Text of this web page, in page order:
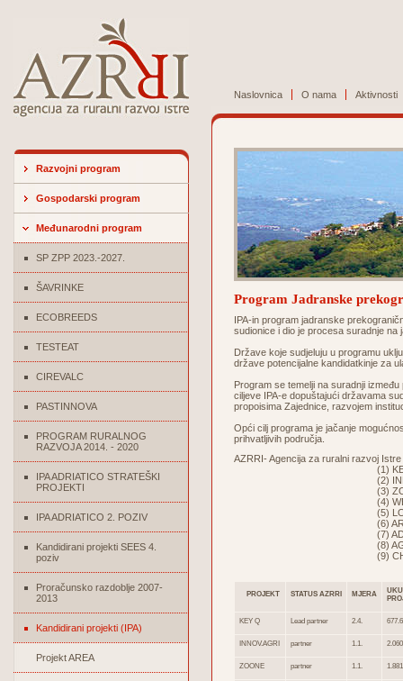
Naslovnica O nama Aktivnosti
Razvojni program
Gospodarski program
Međunarodni program
SP ZPP 2023.-2027.
ŠAVRINKE
ECOBREEDS
TESTEAT
CIREVALC
PASTINNOVA
PROGRAM RURALNOG
RAZVOJA 2014. - 2020
IPA ADRIATICO STRATEŠKI
PROJEKTI
IPA ADRIATICO 2. POZIV
Kandidirani projekti SEES 4.
poziv
Proračunsko razdoblje 2007-
2013
Kandidirani projekti (IPA)
Projekt AREA
Program Jadranske
IPA-in program jadranske
sudionice i dio je procesa suradnje na
Države koje sudjeluju u programu
države potencijalne kandidatkinje za
Program se temelji na suradnji
ciljeve IPA-e dopuštajući državama
propoisima Zajednice, razvojem
Opći cilj programa je jačanje
prihvatljivih područja.
AZRRI- Agencija za ruralni razvoj
(1) KEY
(2)
(3)
(4)
(5)
(6)
(7)
(8)
(9)
PROJEKT STATUS AZRRI MJERA
KEY Q Lead partner 2.4.
INNOV.AGRI partner 1.1.
ZOONE partner 1.1.